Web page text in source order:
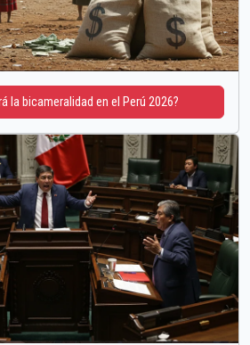
la bicameralidad en el Perú 2026?